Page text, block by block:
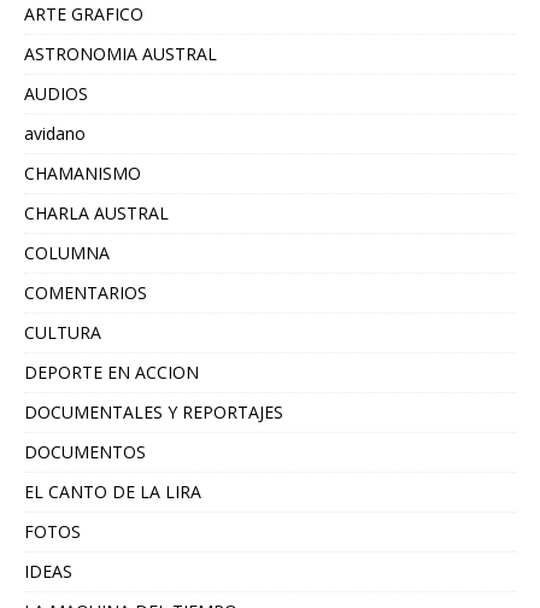
ARTE GRAFICO
ASTRONOMIA AUSTRAL
AUDIOS
avidano
CHAMANISMO
CHARLA AUSTRAL
COLUMNA
COMENTARIOS
CULTURA
DEPORTE EN ACCION
DOCUMENTALES Y REPORTAJES
DOCUMENTOS
EL CANTO DE LA LIRA
FOTOS
IDEAS